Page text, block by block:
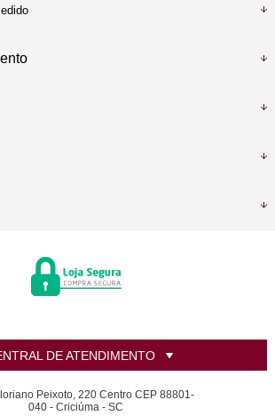
DE ATENDIMENTO
Peixoto, 220 Centro CEP 88801-
040 - Criciúma - SC